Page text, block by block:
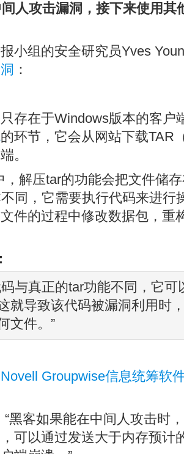
人攻击漏洞，接下来使用其
小组的安全研究员Yves
：
存在于Windows版本的客户
的环节，它会从网站下载TAR
。
，解压tar的功能会把文件储
同，它需要执行代码来进行
件的过程中修改数据包，重
与真正的tar功能不同，它
就导致该代码被漏洞利用时
文件。”
Novell Groupwise信息统筹软
“黑客如果能在中间人攻击时
可以通过发送大于内存预计